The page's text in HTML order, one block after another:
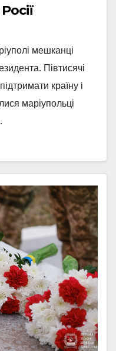
мешканці
Півтисячі
країну і
маріупольці